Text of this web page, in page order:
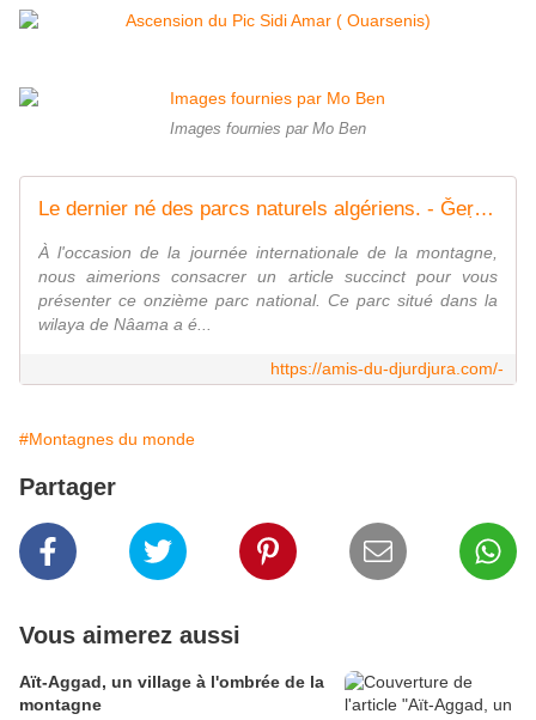
Images fournies par Mo Ben
Le dernier né des parcs naturels algériens. - Ǧeṛǧeṛ
À l'occasion de la journée internationale de la montagne,
nous aimerions consacrer un article succinct pour vous
présenter ce onzième parc national. Ce parc situé dans la
wilaya de Nâama a é...
https://amis-du-djurdjura.com/-
#Montagnes du monde
Partager
Vous aimerez aussi
Aït-Aggad, un village à l'ombrée de la
montagne